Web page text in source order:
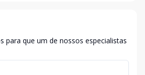
para que um de nossos especialistas